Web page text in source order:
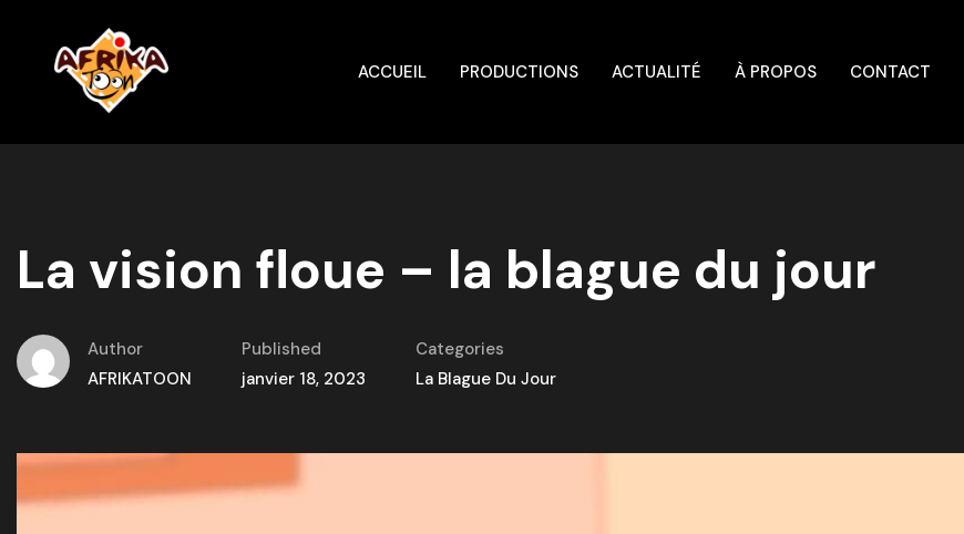
ACCUEIL PRODUCTIONS ACTUALITÉ À PROPOS CONTACT
La vision floue – la blague du jour
Author
AFRIKATOON
Published
janvier 18, 2023
Categories
La Blague Du Jour